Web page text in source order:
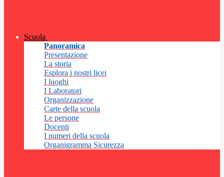
Scuola
Panoramica
Presentazione
La storia
Esplora i nostri licei
I luoghi
I Laboratori
Organizzazione
Carte della scuola
Le persone
Docenti
I numeri della scuola
Organigramma Sicurezza